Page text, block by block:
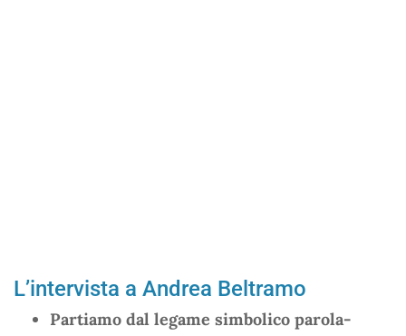
L’intervista a Andrea Beltramo
Partiamo dal legame simbolico parola-